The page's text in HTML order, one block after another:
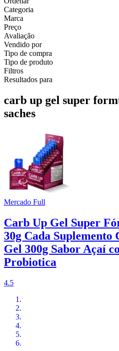
Categoria
Marca
Preço
Avaliação
Vendido por
Tipo de compra
Tipo de produto
Filtros
Resultados para
carb up gel super
saches
Mercado Full
Carb Up Gel Super
30g Cada
Gel 300g Sabor Açaí
Probiotica
4.5